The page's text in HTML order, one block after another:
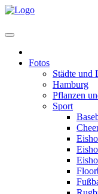
Fotos
Städte und
Hamburg
Pflanzen
Sport